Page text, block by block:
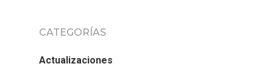
CATEGORÍAS
Actualizaciones